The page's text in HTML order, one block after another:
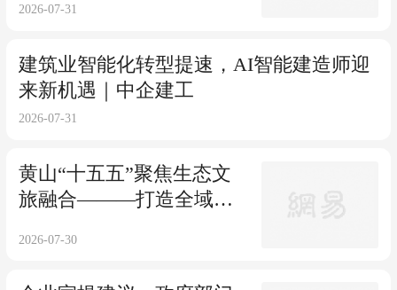
2026-07-31
建筑业智能化转型提速，AI智能建造师迎
来新机遇｜中企建工
2026-07-31
黄山“十五五”聚焦生态文
旅融合———打造全域旅
2026-07-30